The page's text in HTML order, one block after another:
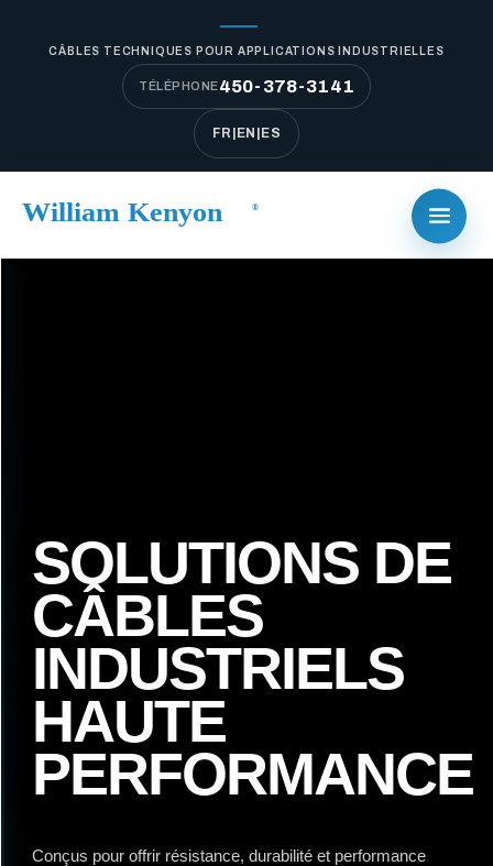
CÂBLES TECHNIQUES POUR APPLICATIONS INDUSTRIELLES
TÉLÉPHONE450-378-3141
FR EN ES
SOLUTIONS DE
CÂBLES
INDUSTRIELS
HAUTE
PERFORMANCE
Conçus pour offrir résistance, durabilité et performance